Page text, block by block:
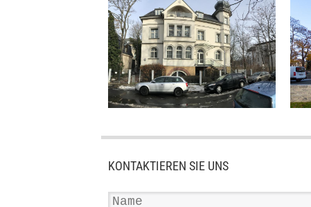
KONTAKTIEREN SIE UNS